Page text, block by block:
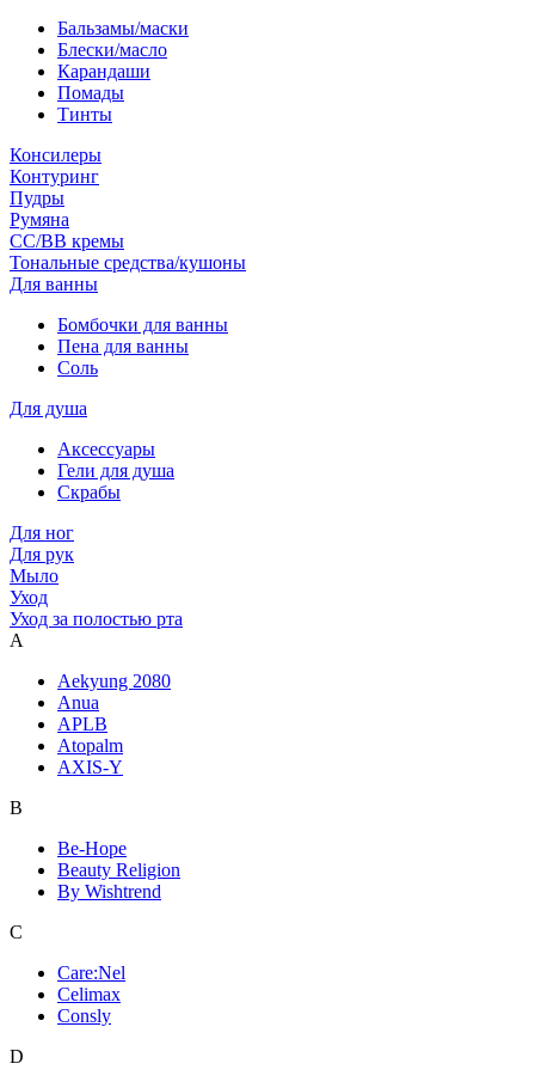
Бальзамы/маски
Блески/масло
Карандаши
Помады
Тинты
Консилеры
Контуринг
Пудры
Румяна
СС/ВВ кремы
Тональные средства/кушоны
Для ванны
Бомбочки для ванны
Пена для ванны
Соль
Для душа
Аксессуары
Гели для душа
Скрабы
Для ног
Для рук
Мыло
Уход
Уход за полостью рта
A
Aekyung 2080
Anua
APLB
Atopalm
AXIS-Y
B
Be-Hope
Beauty Religion
By Wishtrend
C
Care:Nel
Celimax
Consly
D